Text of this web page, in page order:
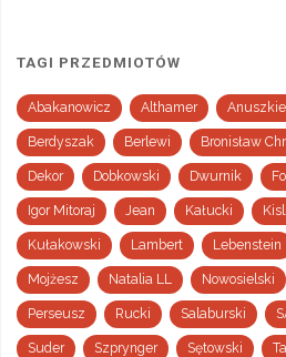
TAGI PRZEDMIOTÓW
Abakanowicz Althamer
Berdyszak Berlewi Bronisław
Dekor Dobkowski Dwurnik
Igor Mitoraj Jean Kałucki
Kułakowski Lambert Lebenstein
Mojżesz Natalia LL Nowosielski
Perseusz Rucki Salaburski
Suder Szprynger Sętowski